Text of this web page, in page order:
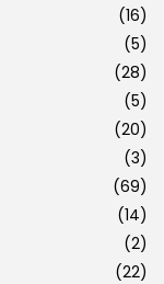
(16)
(5)
(28)
(5)
(20)
(3)
(69)
(14)
(2)
(22)